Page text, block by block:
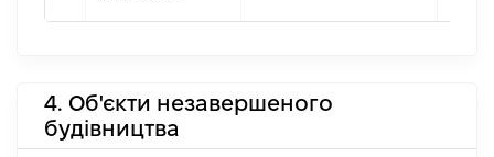
4. Об'єкти незавершеного
будівництва